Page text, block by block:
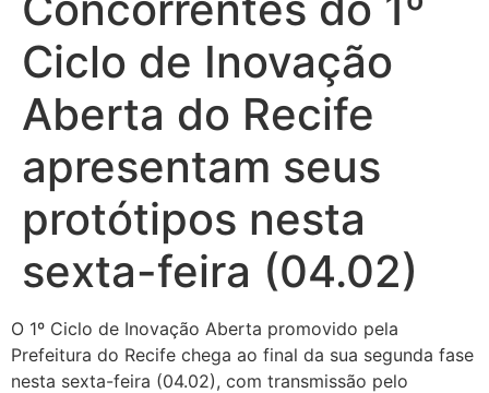
Ciclo de Inovação
Aberta do Recife
apresentam seus
protótipos nesta
sexta-feira (04.02)
O 1º Ciclo de Inovação Aberta promovido pela
Prefeitura do Recife chega ao final da sua segunda fase
nesta sexta-feira (04.02), com transmissão pelo